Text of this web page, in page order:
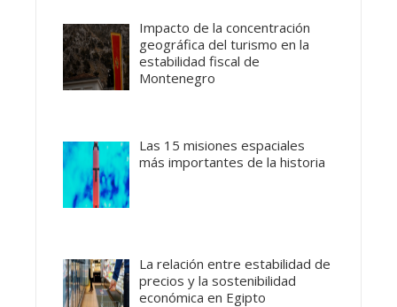
Impacto de la concentración
geográfica del turismo en la
estabilidad fiscal de
Montenegro
Las 15 misiones espaciales
más importantes de la historia
La relación entre estabilidad de
precios y la sostenibilidad
económica en Egipto